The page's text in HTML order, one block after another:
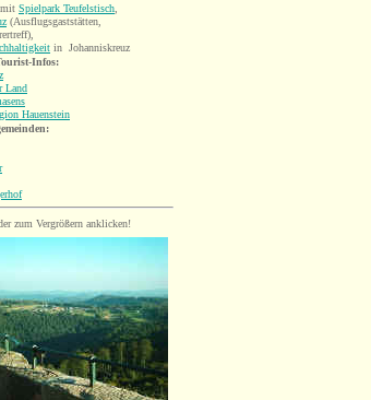
mit Spielpark Teufelstisch
(Ausflugsgaststätten,
in Johanniskreuz
Infos:
Land
Hauenstein
zum Vergrößern anklicken!